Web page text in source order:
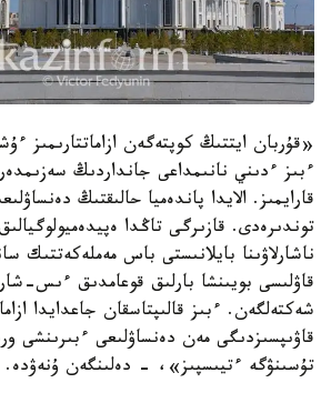
«قۇربان ايتتىڭ كوپتەگەن ازاماتتارىمىز
ءبىز ءدىني نانىمداعى جانداردىڭ
قارايمىز. الايدا پاندەميا حالىقتىڭ
توندىرەدى. قازىرگى تاڭدا
ناشارلاۋىنا بايلانىستى باس مەملەكەتتىك
قاۋلىسى بويىنشا بارلىق قوعامدىق ءىس-
شەكتەلگەن. ءبىز قالىپتاسقان جاعدايدا
قاۋىپسىزدىگى مەن دەنساۋلىعى ءبىرىنشى
تۇسىنۋگە ءتيىسپىز»، - دەلىنگەن ۇنەۋدە.